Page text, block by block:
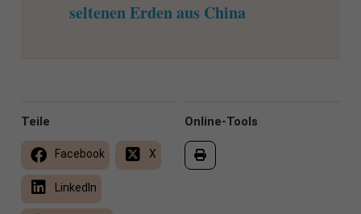
seltenen Erden aus China
Online-Tools
Teile
Facebook X
LinkedIn